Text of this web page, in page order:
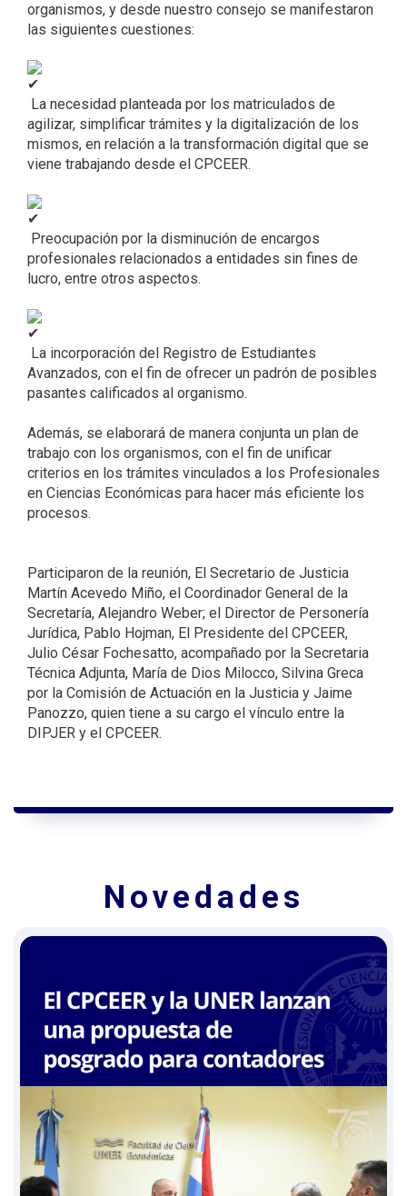
organismos, y desde nuestro consejo se manifestaron
las siguientes cuestiones:
La necesidad planteada por los matriculados de
agilizar, simplificar trámites y la digitalización de los
mismos, en relación a la transformación digital que se
viene trabajando desde el CPCEER.
Preocupación por la disminución de encargos
profesionales relacionados a entidades sin fines de
lucro, entre otros aspectos.
La incorporación del Registro de Estudiantes
Avanzados, con el fin de ofrecer un padrón de posibles
pasantes calificados al organismo.
Además, se elaborará de manera conjunta un plan de
trabajo con los organismos, con el fin de unificar
criterios en los trámites vinculados a los Profesionales
en Ciencias Económicas para hacer más eficiente los
procesos.
Participaron de la reunión, El Secretario de Justicia
Martín Acevedo Miño, el Coordinador General de la
Secretaría, Alejandro Weber; el Director de Personería
Jurídica, Pablo Hojman, El Presidente del CPCEER,
Julio César Fochesatto, acompañado por la Secretaria
Técnica Adjunta, María de Dios Milocco, Silvina Greca
por la Comisión de Actuación en la Justicia y Jaime
Panozzo, quien tiene a su cargo el vínculo entre la
DIPJER y el CPCEER.
Novedades